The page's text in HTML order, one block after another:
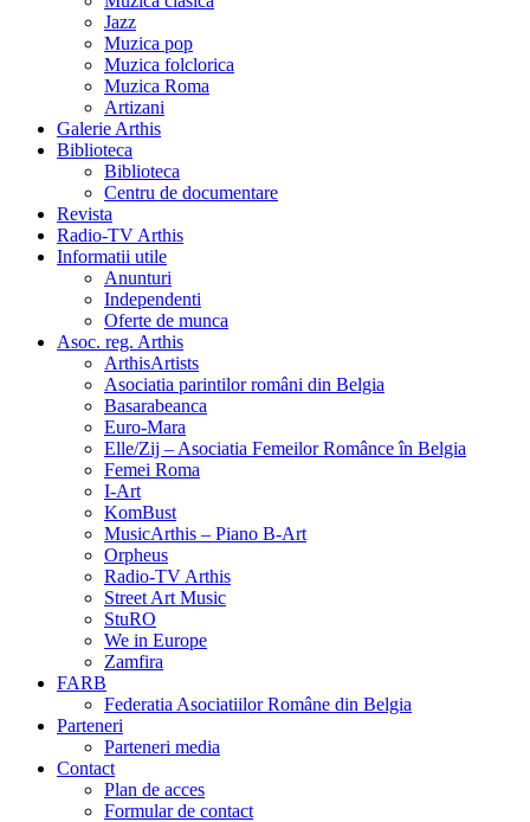
Jazz
Muzica pop
Muzica folclorica
Muzica Roma
Artizani
Galerie Arthis
Biblioteca
Biblioteca
Centru de documentare
Revista
Radio-TV Arthis
Informatii utile
Anunturi
Independenti
Oferte de munca
Asoc. reg. Arthis
ArthisArtists
Asociatia parintilor români din Belgia
Basarabeanca
Euro-Mara
Elle/Zij – Asociatia Femeilor Românce în Belgia
Femei Roma
I-Art
KomBust
MusicArthis – Piano B-Art
Orpheus
Radio-TV Arthis
Street Art Music
StuRO
We in Europe
Zamfira
FARB
Federatia Asociatiilor Române din Belgia
Parteneri
Parteneri media
Contact
Plan de acces
Formular de contact